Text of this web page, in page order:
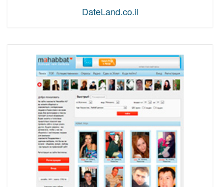
DateLand.co.il